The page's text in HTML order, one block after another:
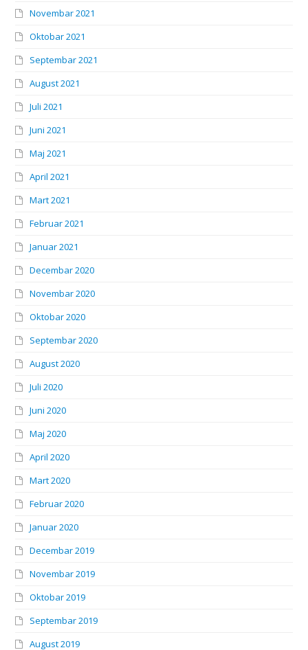
Novembar 2021
Oktobar 2021
Septembar 2021
August 2021
Juli 2021
Juni 2021
Maj 2021
April 2021
Mart 2021
Februar 2021
Januar 2021
Decembar 2020
Novembar 2020
Oktobar 2020
Septembar 2020
August 2020
Juli 2020
Juni 2020
Maj 2020
April 2020
Mart 2020
Februar 2020
Januar 2020
Decembar 2019
Novembar 2019
Oktobar 2019
Septembar 2019
August 2019